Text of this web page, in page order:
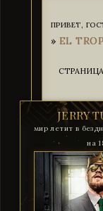
ПРИВЕТ,
» EL
JERRY
мир летит в
на